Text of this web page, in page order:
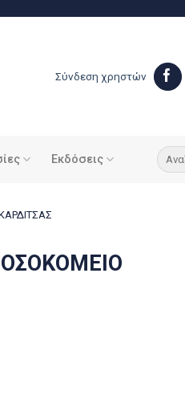
Σύνδεση χρηστών
Εκδόσεις